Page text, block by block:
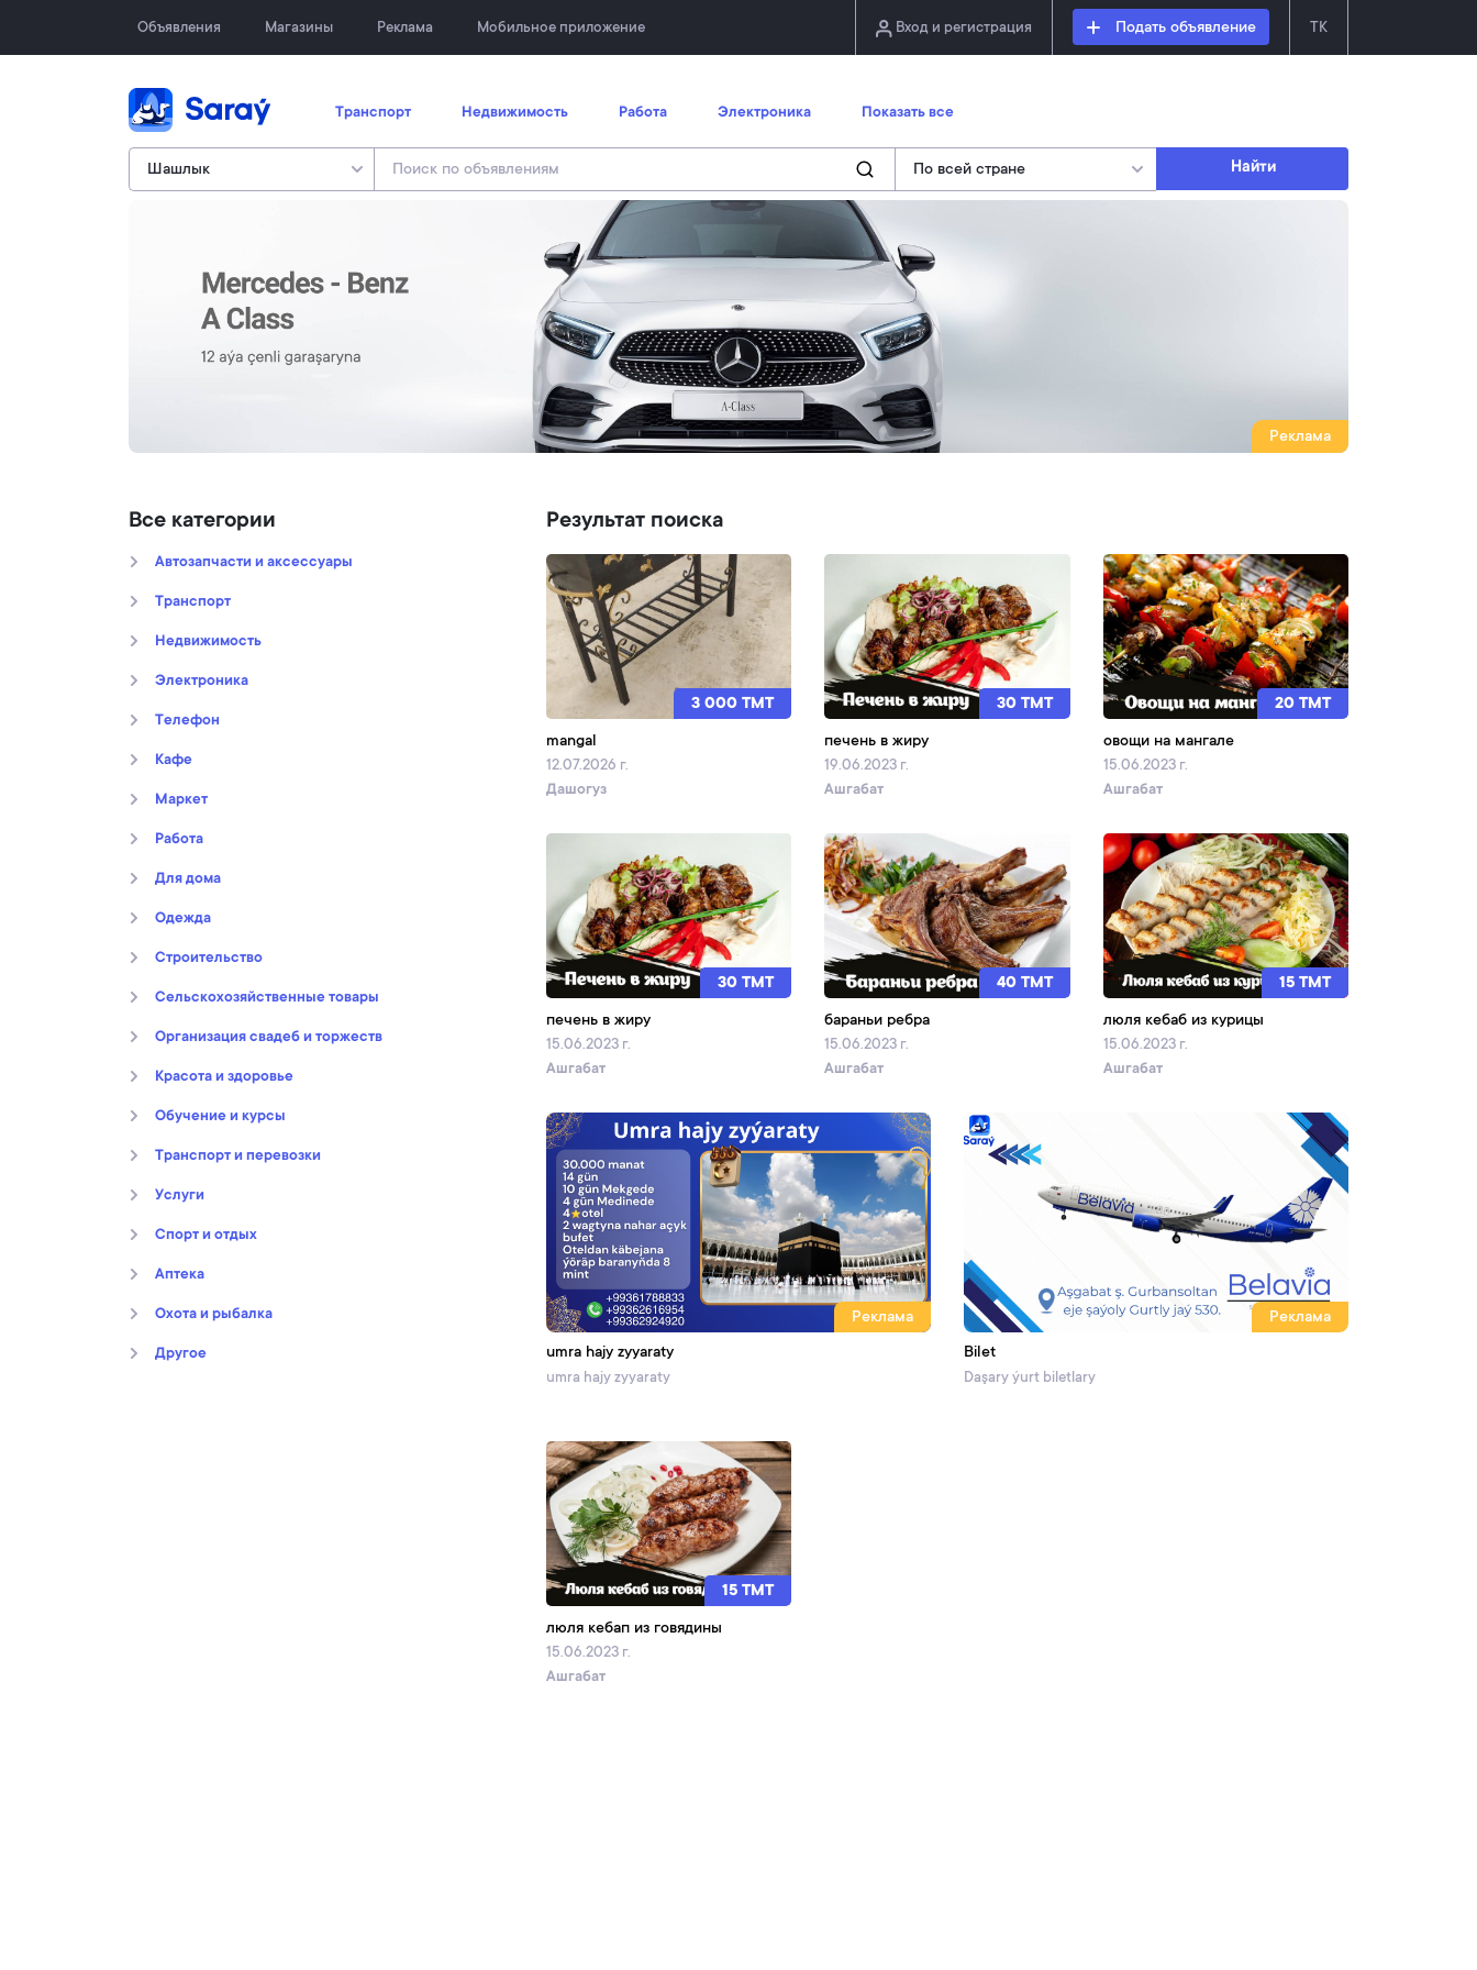
Объявления Магазины Реклама Мобильное приложение Вход и регистрация Подать объявление TK
Транспорт Недвижимость Работа Электроника Показать все
Найти
Реклама
Все категории
Автозапчасти и аксессуары
Транспорт
Недвижимость
Электроника
Телефон
Кафе
Маркет
Работа
Для дома
Oдежда
Строительство
Сельскохозяйственные товары
Организация свадеб и торжеств
Kрасота и здоровье
Обучение и курсы
Транспорт и перевозки
Услуги
Спорт и отдых
Аптека
Охота и рыбалка
Другое
Результат поиска
3 000 TMT
mangal
12.07.2026 г.
Дашогуз
30 TMT
печень в жиру
19.06.2023 г.
Ашгабат
20 TMT
овощи на мангале
15.06.2023 г.
Ашгабат
30 TMT
печень в жиру
15.06.2023 г.
Ашгабат
40 TMT
бараньи ребра
15.06.2023 г.
Ашгабат
15 TMT
люля кебаб из курицы
15.06.2023 г.
Ашгабат
Реклама
umra hajy zyyaraty
umra hajy zyyaraty
Реклама
Bilet
Daşary ýurt biletlary
15 TMT
люля кебап из говядины
15.06.2023 г.
Ашгабат